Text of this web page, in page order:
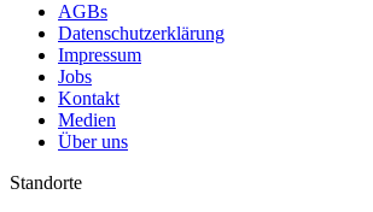
AGBs
Datenschutzerklärung
Impressum
Jobs
Kontakt
Medien
Über uns
Standorte